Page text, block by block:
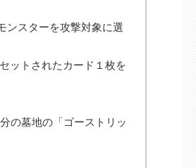
ンスターを攻撃対象に選
ットされたカード１枚を
の墓地の「ゴーストリッ